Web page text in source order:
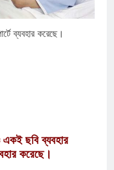
ব্যবহার করেছে।
ছবি ব্যবহার
করেছে।